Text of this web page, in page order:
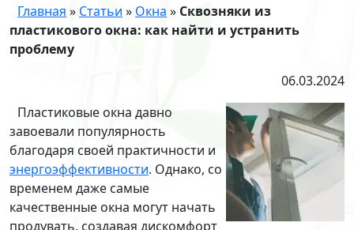
Главная » Статьи » Окна » Сквозняки из
пластикового окна: как найти и устранить
проблему
06.03.2024
Пластиковые окна давно
завоевали популярность
благодаря своей практичности и
энергоэффективности. Однако, со
временем даже самые
качественные окна могут начать
продувать, создавая дискомфорт